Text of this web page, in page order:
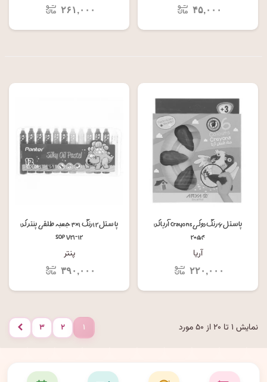
۴۵,۰۰۰ ۲۶۱,۰۰۰
پاستل ۶ رنگ دوکی Crayons آریا کد:
۲۰۵۴
آریا
۲۲۰,۰۰۰
پاستل ۱۲ رنگ ۱×۳ جعبه طلقی پنتر کد:
SOP ۷۲۱-۱۲
پنتر
۳۹۰,۰۰۰
نمایش ۱ تا ۲۰ از ۵۰ مورد ۱ ۲ ۳ بعدی